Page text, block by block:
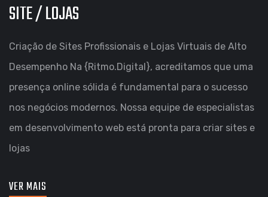
SITE / LOJAS
Criação de Sites Profissionais e Lojas Virtuais de Alto
Desempenho Na {Ritmo.Digital}, acreditamos que uma
presença online sólida é fundamental para o sucesso
nos negócios modernos. Nossa equipe de especialistas
em desenvolvimento web está pronta para criar sites e
lojas
VER MAIS